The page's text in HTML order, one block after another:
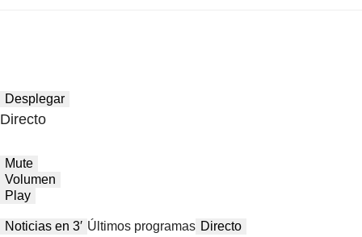
Desplegar
Directo
Mute
Volumen
Play
Noticias en 3′ Últimos programas Directo